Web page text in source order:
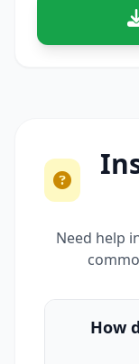
Need help
How